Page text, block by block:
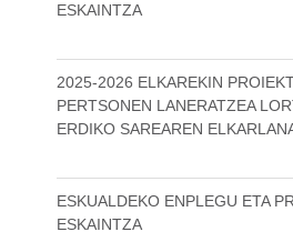
ESKAINTZA
2025-2026 ELKAREKIN
PERTSONEN LANERATZEA
ERDIKO SAREAREN
ESKUALDEKO ENPLEGU ETA
ESKAINTZA